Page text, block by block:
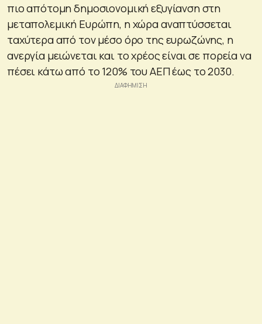
πιο απότομη δημοσιονομική εξυγίανση στη
μεταπολεμική Ευρώπη, η χώρα αναπτύσσεται
ταχύτερα από τον μέσο όρο της ευρωζώνης, η
ανεργία μειώνεται και το χρέος είναι σε πορεία να
πέσει κάτω από το 120% του ΑΕΠ έως το 2030.